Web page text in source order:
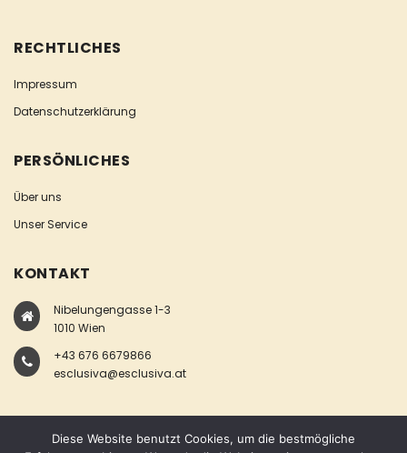
RECHTLICHES
Impressum
Datenschutzerklärung
PERSÖNLICHES
Über uns
Unser Service
KONTAKT
Nibelungengasse 1-3
1010 Wien
+43 676 6679866
esclusiva@esclusiva.at
Diese Website benutzt Cookies, um die bestmögliche